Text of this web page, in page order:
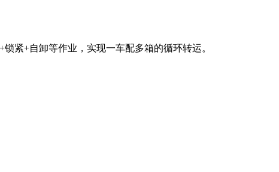
紧+自卸等作业，实现一车配多箱的循环转运。